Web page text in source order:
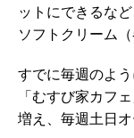
ットにできるな
ソフトクリーム
すでに毎週のよ
「むすび家カフ
増え、毎週土日